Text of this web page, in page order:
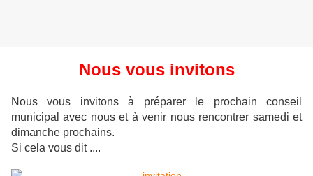
Nous vous invitons
Nous vous invitons à préparer le prochain conseil
municipal avec nous et à venir nous rencontrer samedi et
dimanche prochains.
Si cela vous dit ....